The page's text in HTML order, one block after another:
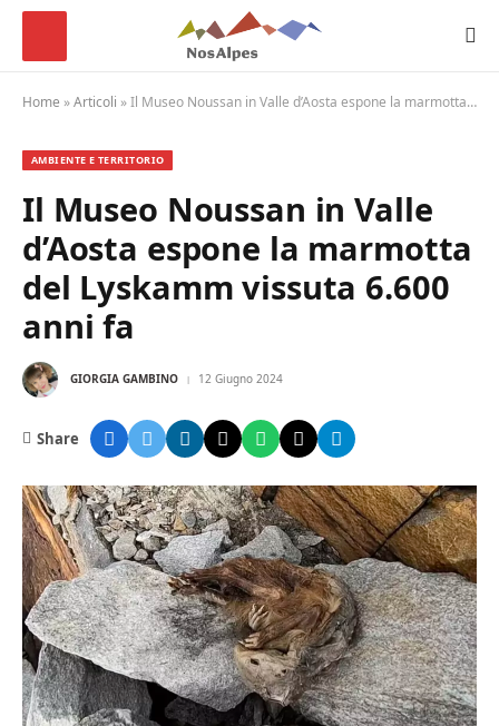
Home »Articoli »Il Museo Noussan in Valle d’Aosta espone la marmotta del Lyskamm vissuta 6.600 anni fa
AMBIENTE E TERRITORIO
Il Museo Noussan in Valle
d’Aosta espone la marmotta
del Lyskamm vissuta 6.600
anni fa
GIORGIA GAMBINO 12 Giugno 2024
Share